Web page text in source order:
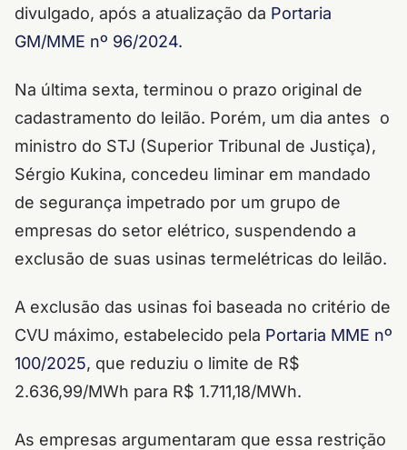
divulgado, após a atualização da Portaria
GM/MME nº 96/2024.
Na última sexta, terminou o prazo original de
cadastramento do leilão. Porém, um dia antes o
ministro do STJ (Superior Tribunal de Justiça),
Sérgio Kukina, concedeu liminar em mandado
de segurança impetrado por um grupo de
empresas do setor elétrico, suspendendo a
exclusão de suas usinas termelétricas do leilão.
A exclusão das usinas foi baseada no critério de
CVU máximo, estabelecido pela Portaria MME nº
100/2025, que reduziu o limite de R$
2.636,99/MWh para R$ 1.711,18/MWh.
As empresas argumentaram que essa restrição